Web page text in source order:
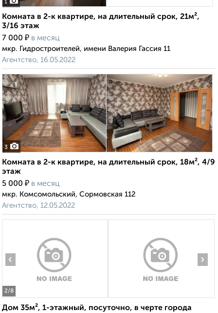
1
Комната в 2-к квартире, на длительный срок, 21м²,
3/16 этаж
7 000 ₽ в месяц
мкр. Гидростроителей, имени Валерия Гассия 11
Агентство, 16.05.2022
3
Комната в 2-к квартире, на длительный срок, 18м², 4/9
этаж
5 000 ₽ в месяц
мкр. Комсомольский, Сормовская 112
Агентство, 12.05.2022
2/8
‹ ›
Дом 35м², 1-этажный, посуточно, в черте города